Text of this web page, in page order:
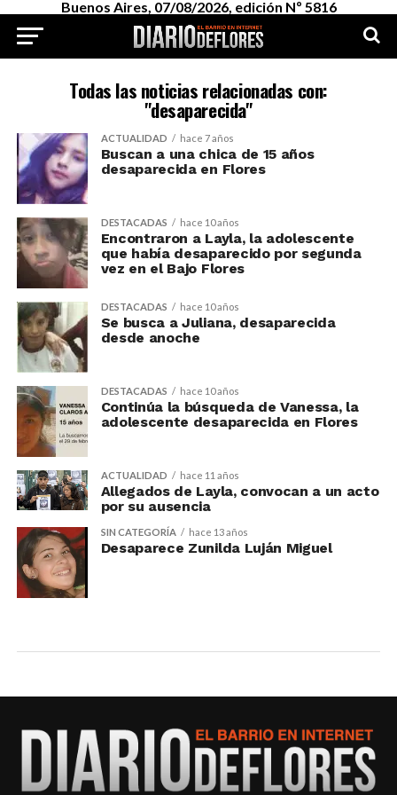
Buenos Aires, 07/08/2026, edición Nº 5816
Todas las noticias relacionadas con:
"desaparecida"
ACTUALIDAD hace 7 años
Buscan a una chica de 15 años
desaparecida en Flores
DESTACADAS hace 10 años
Encontraron a Layla, la adolescente
que había desaparecido por segunda
vez en el Bajo Flores
DESTACADAS hace 10 años
Se busca a Juliana, desaparecida
desde anoche
DESTACADAS hace 10 años
Continúa la búsqueda de Vanessa, la
adolescente desaparecida en Flores
ACTUALIDAD hace 11 años
Allegados de Layla, convocan a un acto
por su ausencia
SIN CATEGORÍA hace 13 años
Desaparece Zunilda Luján Miguel